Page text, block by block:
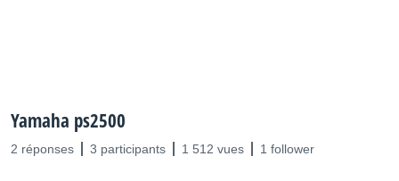
Yamaha ps2500
2 réponses 3 participants 1 512 vues 1 follower